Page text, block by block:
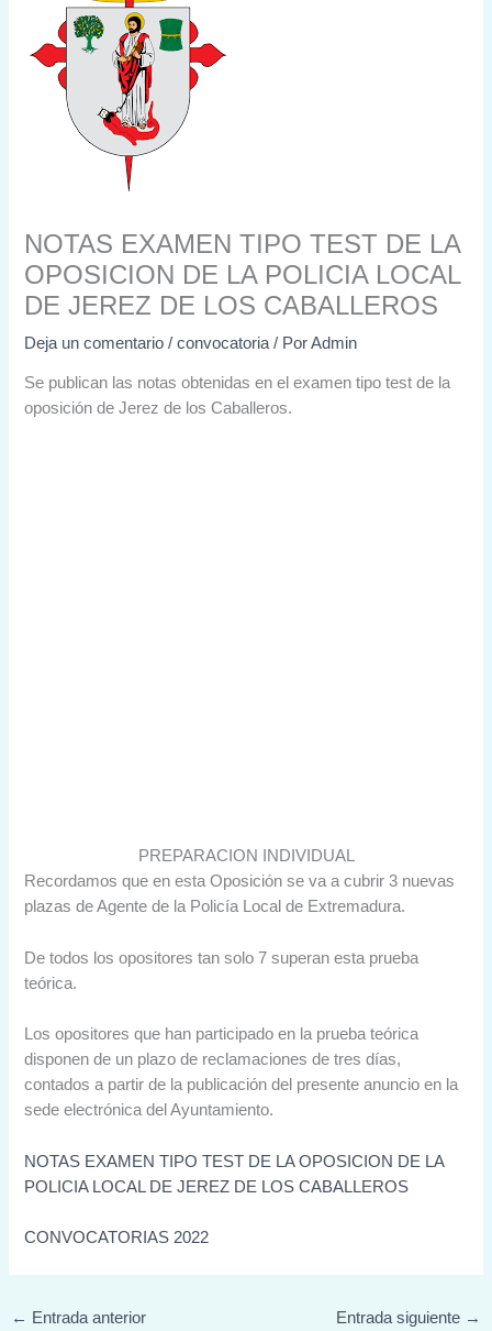
NOTAS EXAMEN TIPO TEST DE LA
OPOSICION DE LA POLICIA LOCAL
DE JEREZ DE LOS CABALLEROS
Deja un comentario /convocatoria / PorAdmin
Se publican las notas obtenidas en el examen tipo test de la
oposición de Jerez de los Caballeros.
PREPARACION INDIVIDUAL
Recordamos que en esta Oposición se va a cubrir 3 nuevas
plazas de Agente de la Policía Local de Extremadura.
De todos los opositores tan solo 7 superan esta prueba
teórica.
Los opositores que han participado en la prueba teórica
disponen de un plazo de reclamaciones de tres días,
contados a partir de la publicación del presente anuncio en la
sede electrónica del Ayuntamiento.
NOTAS EXAMEN TIPO TEST DE LA OPOSICION DE LA
POLICIA LOCAL DE JEREZ DE LOS CABALLEROS
CONVOCATORIAS 2022
← Entrada anterior Entrada siguiente →